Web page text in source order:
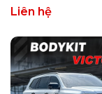
Liên hệ